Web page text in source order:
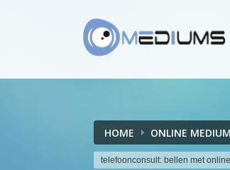
HOME ONLINE
telefoonconsult: bellen met